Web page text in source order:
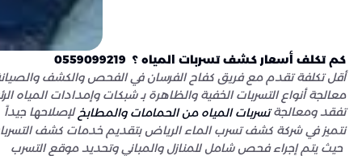
كم تكلف أسعار كشف تسربات المياه ؟  0559099219
تفقد ومعالجة تسربات المياه من الحمامات والمطابخ
حيث يتم إجراء فحص شامل للمنازل والمباني وتحديد موقع التسرب